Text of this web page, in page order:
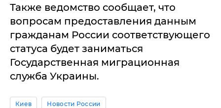
Также ведомство сообщает, что
вопросам предоставления данным
гражданам России соответствующего
статуса будет заниматься
Государственная миграционная
служба Украины.
Киев Новости России